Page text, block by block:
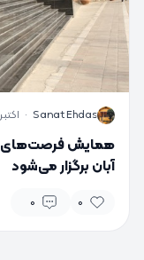
S
Sanat Ehdas
· اکتبر 13, 2024
همایش فرصت‌های
آبان برگزار می‌شود
0
0